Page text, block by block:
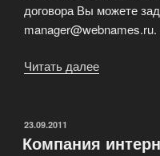
договора Вы можете
manager@webnames.ru.
Читать далее
ОПУБЛИКОВАНО
23.09.2011
Компания